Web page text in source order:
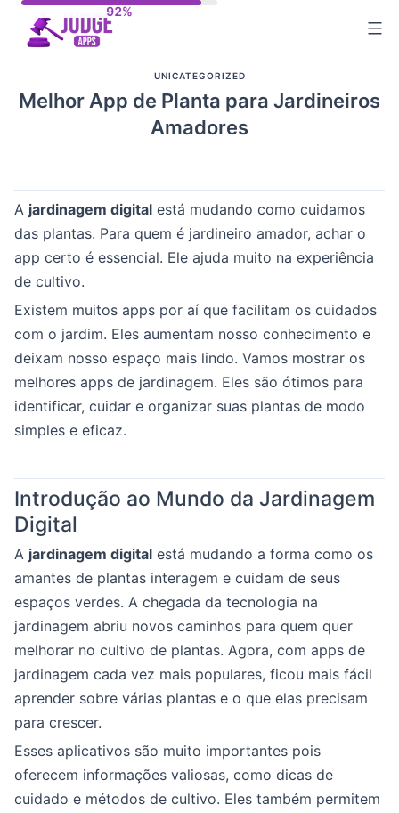
UNICATEGORIZED
Melhor App de Planta para Jardineiros
Amadores
A jardinagem digital está mudando como cuidamos
das plantas. Para quem é jardineiro amador, achar o
app certo é essencial. Ele ajuda muito na experiência
de cultivo.
Existem muitos apps por aí que facilitam os cuidados
com o jardim. Eles aumentam nosso conhecimento e
deixam nosso espaço mais lindo. Vamos mostrar os
melhores apps de jardinagem. Eles são ótimos para
identificar, cuidar e organizar suas plantas de modo
simples e eficaz.
Introdução ao Mundo da Jardinagem
Digital
A jardinagem digital está mudando a forma como os
amantes de plantas interagem e cuidam de seus
espaços verdes. A chegada da tecnologia na
jardinagem abriu novos caminhos para quem quer
melhorar no cultivo de plantas. Agora, com apps de
jardinagem cada vez mais populares, ficou mais fácil
aprender sobre várias plantas e o que elas precisam
para crescer.
Esses aplicativos são muito importantes pois
oferecem informações valiosas, como dicas de
cuidado e métodos de cultivo. Eles também permitem